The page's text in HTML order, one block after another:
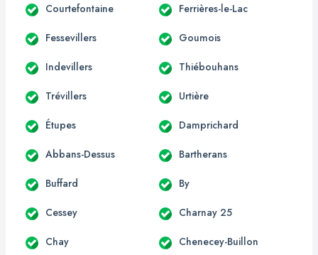
Courtefontaine Ferrières-le-Lac
Fessevillers Goumois
Indevillers Thiébouhans
Trévillers Urtière
Étupes Damprichard
Abbans-Dessus Bartherans
Buffard By
Cessey Charnay 25
Chay Chenecey-Buillon